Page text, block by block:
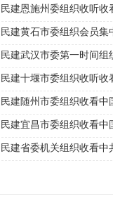
民建恩施州委组织收听
民建黄石市委组织会员
民建武汉市委第一时间
民建十堰市委组织收听
民建随州市委组织收看
民建宜昌市委组织收看
民建省委机关组织收看中